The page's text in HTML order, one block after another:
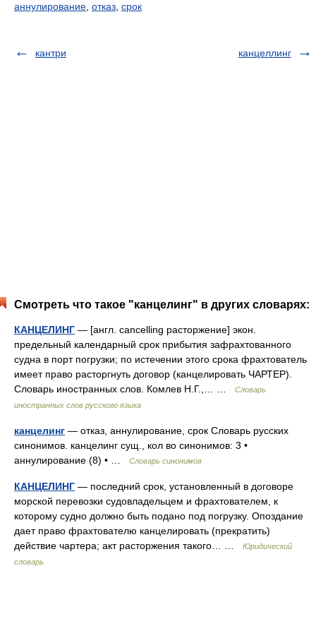
аннулирование отказ срок
кантри канцеллинг
Смотреть что такое "канцелинг" в других словарях:
КАНЦЕЛИНГ — [англ. cancelling расторжение] экон.
предельный календарный срок прибытия зафрахтованного
судна в порт погрузки; по истечении этого срока фрахтователь
имеет право расторгнуть договор (канцелировать ЧАРТЕР).
Словарь иностранных слов. Комлев Н.Г.,… …
Словарь
иностранных слов русского языка
канцелинг — отказ, аннулирование, срок Словарь русских
синонимов. канцелинг сущ., кол во синонимов: 3 •
аннулирование (8) • …
Словарь синонимов
КАНЦЕЛИНГ — последний срок, установленный в договоре
морской перевозки судовладельцем и фрахтователем, к
которому судно должно быть подано под погрузку. Опоздание
дает право фрахтователю канцелировать (прекратить)
действие чартера; акт расторжения такого… …
Юридический
словарь